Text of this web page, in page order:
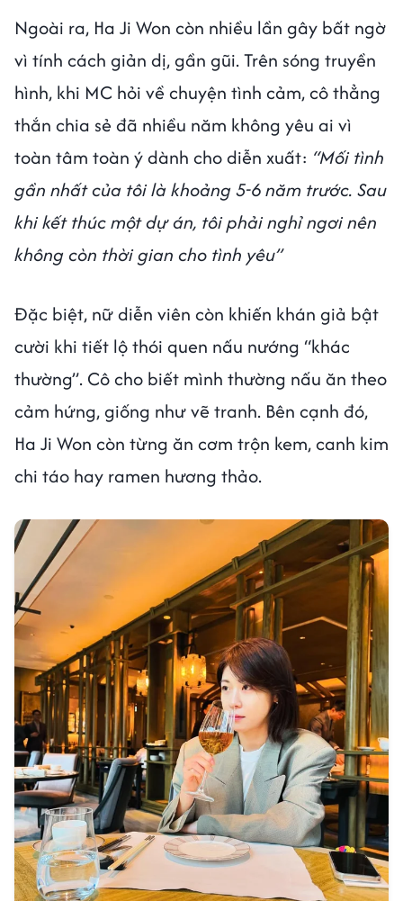
Ngoài ra, Ha Ji Won còn nhiều lần gây bất ngờ
vì tính cách giản dị, gần gũi. Trên sóng truyền
hình, khi MC hỏi về chuyện tình cảm, cô thẳng
thắn chia sẻ đã nhiều năm không yêu ai vì
toàn tâm toàn ý dành cho diễn xuất: “Mối tình
gần nhất của tôi là khoảng 5-6 năm trước. Sau
khi kết thúc một dự án, tôi phải nghỉ ngơi nên
không còn thời gian cho tình yêu”
Đặc biệt, nữ diễn viên còn khiến khán giả bật
cười khi tiết lộ thói quen nấu nướng “khác
thường”. Cô cho biết mình thường nấu ăn theo
cảm hứng, giống như vẽ tranh. Bên cạnh đó,
Ha Ji Won còn từng ăn cơm trộn kem, canh kim
chi táo hay ramen hương thảo.